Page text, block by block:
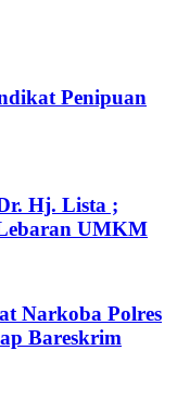
Penipuan
Hj. Lista ;
UMKM
Narkoba Polres
Bareskrim